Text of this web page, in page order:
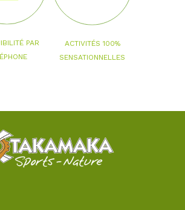
PAR
ACTIVITÉS 100%
SENSATIONNELLES